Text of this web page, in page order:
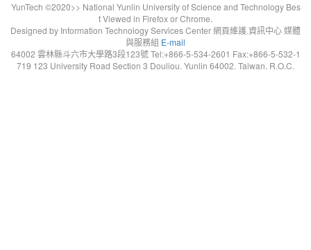
YunTech ©2020>> National Yunlin University of Science and Technology Bes
t Viewed in Firefox or Chrome.
Designed by Information Technology Services Center 網頁維護.資訊中心 媒體
與服務組 E-mail
64002 雲林縣斗六市大學路3段123號 Tel:+866-5-534-2601 Fax:+866-5-532-1
719 123 University Road Section 3 Douliou. Yunlin 64002. Taiwan. R.O.C.